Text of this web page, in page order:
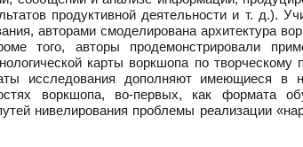
продуктивной деятельности и т. д.).
авторами смоделирована архитектура
того, авторы продемонстрировали
карты воркшопа по творческому
исследования дополняют имеющиеся в
воркшопа, во-первых, как формата
нивелирования проблемы реализации